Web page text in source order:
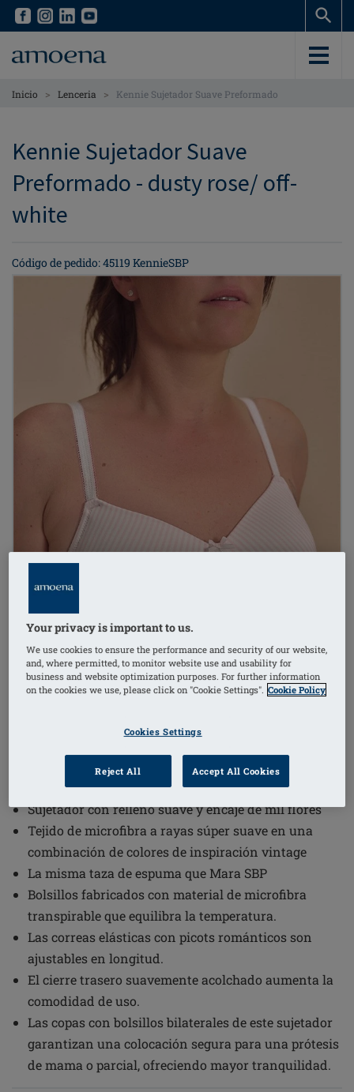
Skip
content
Skip
content
Inicio > Lenceria > Kennie Sujetador Suave Preformado
Kennie Sujetador Suave
Preformado - dusty rose/ off-
white
Código de pedido: 45119 KennieSBP
Código de pedido: 45119 KennieSBP
Sujetador con relleno suave y encaje de mil flores
Tejido de microfibra a rayas súper suave en una
combinación de colores de inspiración vintage
La misma taza de espuma que Mara SBP
Bolsillos fabricados con material de microfibra
transpirable que equilibra la temperatura.
Las correas elásticas con picots románticos son
ajustables en longitud.
El cierre trasero suavemente acolchado aumenta la
comodidad de uso.
Las copas con bolsillos bilaterales de este sujetador
garantizan una colocación segura para una prótesis
de mama o parcial, ofreciendo mayor tranquilidad.
Your privacy is important to us.
We use cookies to ensure the performance and security of our website,
and, where permitted, to monitor website use and usability for
business and website optimization purposes. For further information
on the cookies we use, please click on "Cookie Settings". Cookie Policy
Cookies Settings
Reject All Accept All Cookies